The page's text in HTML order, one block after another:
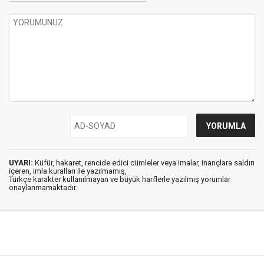
UYARI: Küfür, hakaret, rencide edici cümleler veya imalar, inançlara saldırı
içeren, imla kuralları ile yazılmamış,
Türkçe karakter kullanılmayan ve büyük harflerle yazılmış yorumlar
onaylanmamaktadır.